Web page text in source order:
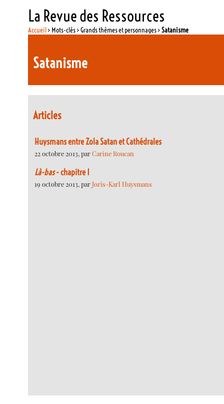
La Revue des Ressources
Accueil> Mots-clés > Grands thèmes et personnages >Satanisme
Satanisme
Articles
Huysmans entre Zola Satan et Cathédrales
22 octobre 2013, parCarine Roucan
Là-bas- chapitre 1
19 octobre 2013, parJoris-Karl Huysmans